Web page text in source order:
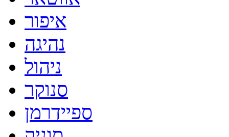
איפור
נהיגה
ניהול
סנוקר
ספיידרמן